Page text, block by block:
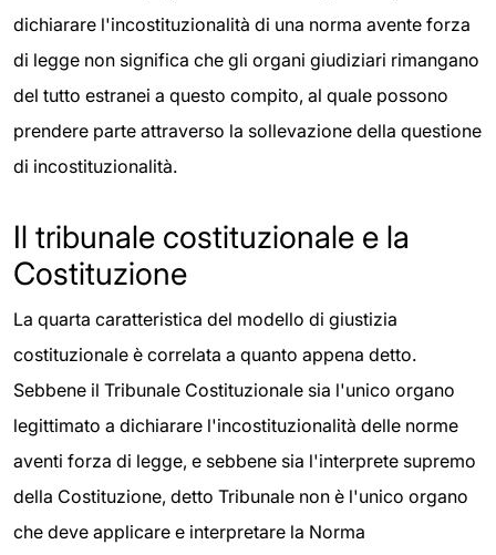
dichiarare l'incostituzionalità di una norma avente forza
di legge non significa che gli organi giudiziari rimangano
del tutto estranei a questo compito, al quale possono
prendere parte attraverso la sollevazione della questione
di incostituzionalità.
Il tribunale costituzionale e la
Costituzione
La quarta caratteristica del modello di giustizia
costituzionale è correlata a quanto appena detto.
Sebbene il Tribunale Costituzionale sia l'unico organo
legittimato a dichiarare l'incostituzionalità delle norme
aventi forza di legge, e sebbene sia l'interprete supremo
della Costituzione, detto Tribunale non è l'unico organo
che deve applicare e interpretare la Norma